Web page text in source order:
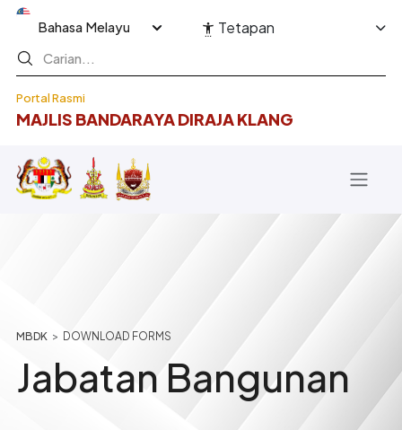
Langkau ke kandungan utama
Portal Rasmi
MAJLIS BANDARAYA DIRAJA KLANG
Select your language Tetapan
Breadcrumb
DOWNLOAD FORMS
Jabatan Bangunan